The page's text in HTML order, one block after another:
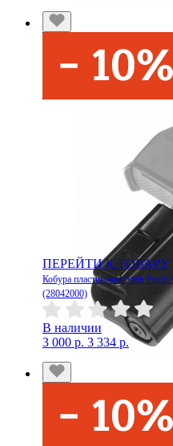
ПЕРЕЙТИ К ТОВАРУ
Кобура пластиковая Stich
(28042000)
В наличии
3 000 р. 3 334 р.